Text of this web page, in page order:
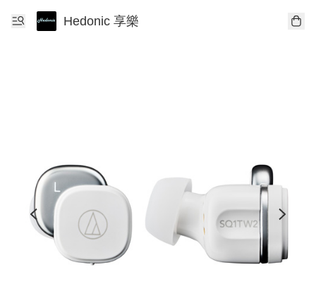
Hedonic 享樂